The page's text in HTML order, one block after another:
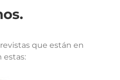
que están en
estas: